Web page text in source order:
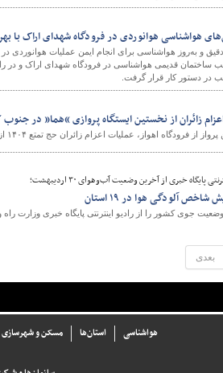
هواشناسی هوانوردی در فرودگاه شهدای اراک با
دقیق و به‌روز هواشناسی برای انجام ایمن عملیات هوانوردی
ساختمان قدیمی هواشناسی در فرودگاه شهدای اراک و در
در دستور کار قرار گرفت.
زائران از نخستین ایستگاه پروازی “هما” در
فرودگاه اهواز، عملیات اعزام زائران حج تمتع ۱۴۰۴ از جنوب کشور به مقصد عربستان آغاز شد.
پایگاه‌ خبری از آخرین وضعیت آب‌وهوای ۳۰ اردیبهشت؛
آلودگی هوا در ۱۹ استان
جوی کشور را از رادیو اینترنتی پایگاه خبری وزارت
بعدی
مسکن و شهرسازی استان‌ها
هواشناسی